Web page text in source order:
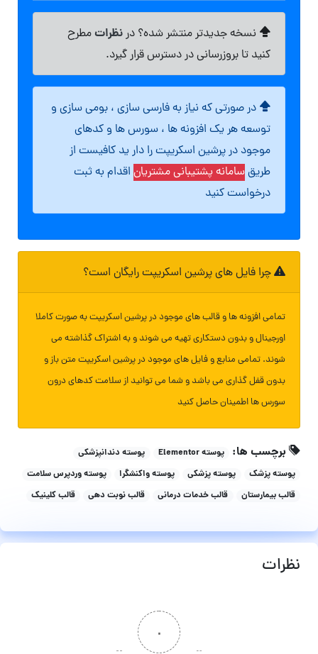
نسخه جدیدتر منتشر شده؟ درنظراتمطرح
کنید تا بروزرسانی در دسترس قرار گیرد.
در صورتی که نیاز به فارسی سازی ، بومی سازی و
توسعه هر یک افزونه ها ، سورس ها و کدهای
موجود در پرشین اسکریپت را دار ید کافیست از
طریقسامانه پشتیبانی مشتریان اقدام به ثبت
درخواست کنید
چرا فایل های پرشین اسکریپت رایگان است؟
تمامی افزونه ها و قالب های موجود در پرشین اسکریپت به صورت کاملا
اورجینال و بدون دستکاری تهیه می شوند و به اشتراک گذاشته می
شوند. تمامی منابع و فایل های موجود در پرشین اسکریپت متن باز و
بدون قفل گذاری می باشد و شما می توانید از سلامت کدهای درون
سورس ها اطمینان حاصل کنید
برچسب ها: پوسته Elementor
پوسته دندانپزشکی
پوسته پزشک
پوسته پزشکی پوسته واکنشگرا
پوسته وردپرس سلامت
قالب بیمارستان
قالب خدمات درمانی قالب نوبت دهی قالب کلینیک
نظرات
۰